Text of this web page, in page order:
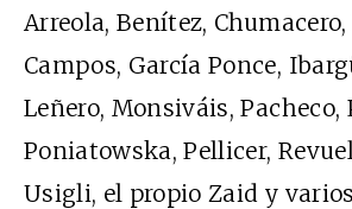
Arreola, Benítez,
Campos, García Ponce,
Leñero, Monsiváis, Pacheco,
Poniatowska, Pellicer,
Usigli, el propio Zaid y